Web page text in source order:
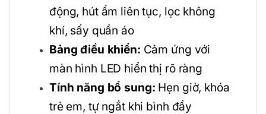
động, hút ẩm liên tục, lọc không
khí, sấy quần áo
Bảng điều khiển: Cảm ứng với
màn hình LED hiển thị rõ ràng
Tính năng bổ sung: Hẹn giờ, khóa
trẻ em, tự ngắt khi bình đầy